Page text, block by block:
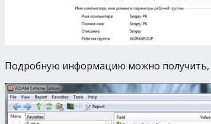
Подробную информацию можно получить,